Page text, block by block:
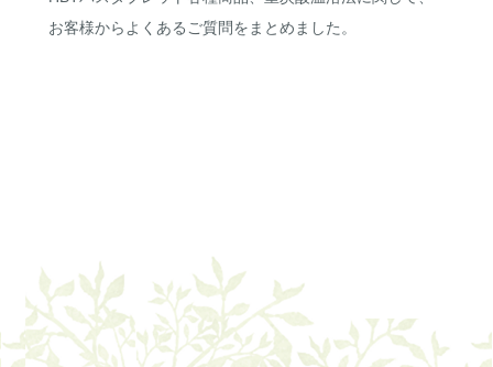
お客様からよくあるご質問をまとめました。